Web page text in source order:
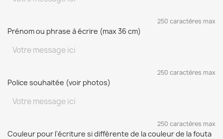
250 caractères max
Prénom ou phrase à écrire (max 36 cm)
250 caractères max
Police souhaitée (voir photos)
250 caractères max
Couleur pour l'écriture si différente de la couleur de la fouta